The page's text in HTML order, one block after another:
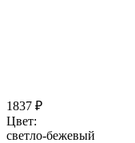
1837 ₽
Цвет:
светло-бежевый